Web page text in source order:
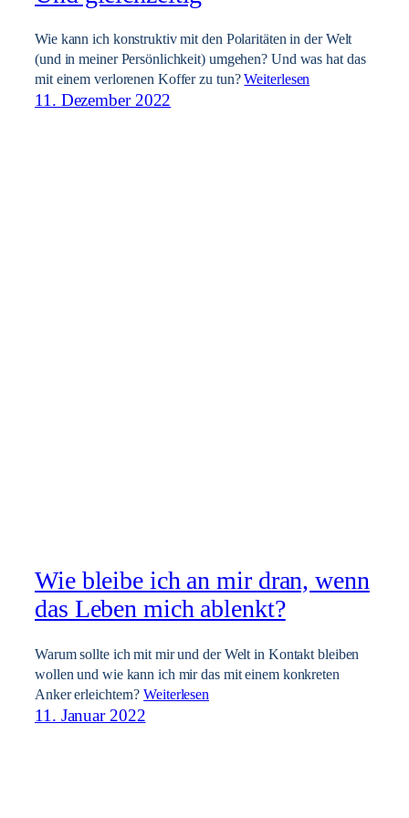
Wie kann ich konstruktiv mit den Polaritäten in der Welt
(und in meiner Persönlichkeit) umgehen? Und was hat das
mit einem verlorenen Koffer zu tun?Weiterlesen
11. Dezember 2022
Wie bleibe ich an mir dran, wenn
das Leben mich ablenkt?
Warum sollte ich mit mir und der Welt in Kontakt bleiben
wollen und wie kann ich mir das mit einem konkreten
Anker erleichtern?Weiterlesen
11. Januar 2022